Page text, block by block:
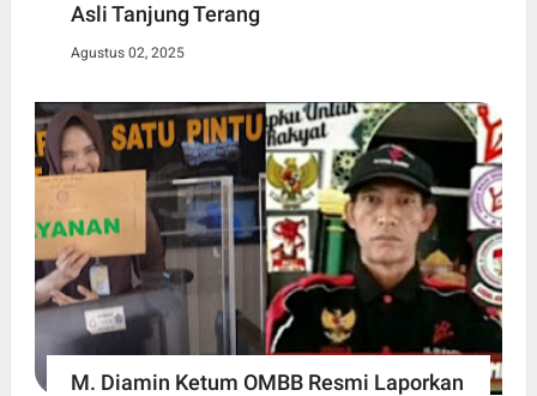
Asli Tanjung Terang
Agustus 02, 2025
M. Diamin Ketum OMBB Resmi Laporkan